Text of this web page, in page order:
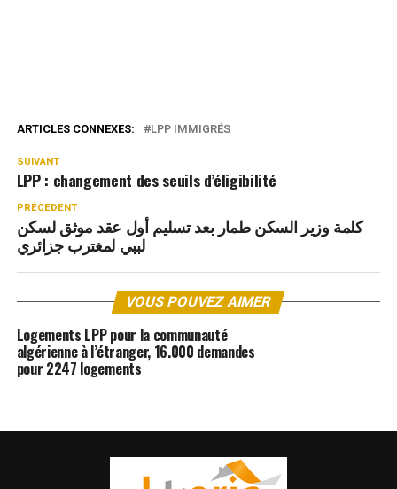
ARTICLES CONNEXES: LPP IMMIGRÉS
SUIVANT
LPP : changement des seuils d’éligibilité
PRÉCEDENT
كلمة وزير السكن طمار بعد تسليم أول عقد موثق لسكن
لببي لمغترب جزائري
VOUS POUVEZ AIMER
Logements LPP pour la communauté
algérienne à l’étranger, 16.000 demandes
pour 2247 logements